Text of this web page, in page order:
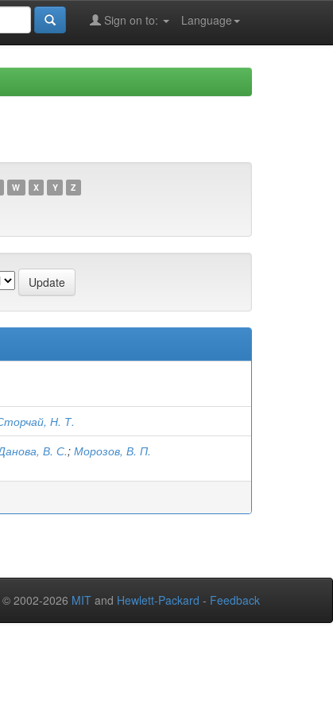
Language
Sign on to:
W X Y Z
Н. Т.
В. С.; Морозов, В. П.
2002-2026 MIT and Hewlett-Packard - Feedback